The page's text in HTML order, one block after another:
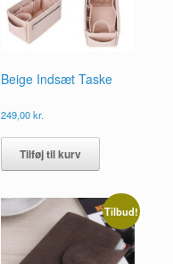
Beige Indsæt Taske
249,00kr.
Tilføj til kurv
Tilbud!